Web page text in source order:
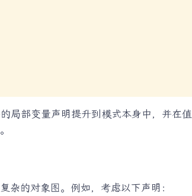
局部变量声明提升到模式本身中，并在
杂的对象图。例如，考虑以下声明：